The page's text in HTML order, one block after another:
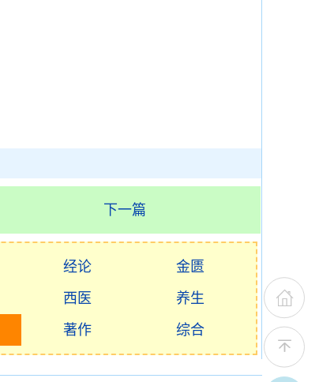
下一篇
经论
金匮
西医
养生
著作 综合